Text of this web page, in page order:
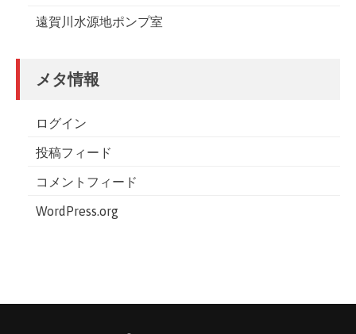
遠賀川水源地ポンプ室
メタ情報
ログイン
投稿フィード
コメントフィード
WordPress.org